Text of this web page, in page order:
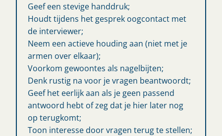
Geef een stevige handdruk;
Houdt tijdens het gesprek oogcontact met
de interviewer;
Neem een actieve houding aan (niet met je
armen over elkaar);
Voorkom gewoontes als nagelbijten;
Denk rustig na voor je vragen beantwoordt;
Geef het eerlijk aan als je geen passend
antwoord hebt of zeg dat je hier later nog
op terugkomt;
Toon interesse door vragen terug te stellen;